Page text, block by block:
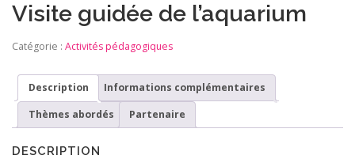
Visite guidée de l’aquarium
Catégorie : Activités pédagogiques
Description Informations complémentaires
Thèmes abordés Partenaire
DESCRIPTION